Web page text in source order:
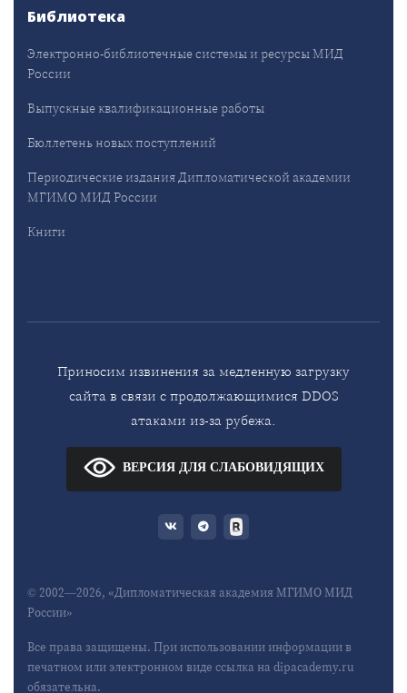
Библиотека
Электронно-библиотечные системы и ресурсы МИД
России
Выпускные квалификационные работы
Бюллетень новых поступлений
Периодические издания Дипломатической академии
МГИМО МИД России
Книги
Приносим извинения за медленную загрузку
сайта в связи с продолжающимися DDOS
атаками из-за рубежа.
ВЕРСИЯ ДЛЯ СЛАБОВИДЯЩИХ
© 2002—2026, «Дипломатическая академия МГИМО МИД
России»
Все права защищены. При использовании информации в
печатном или электронном виде ссылка на dipacademy.ru
обязательна.